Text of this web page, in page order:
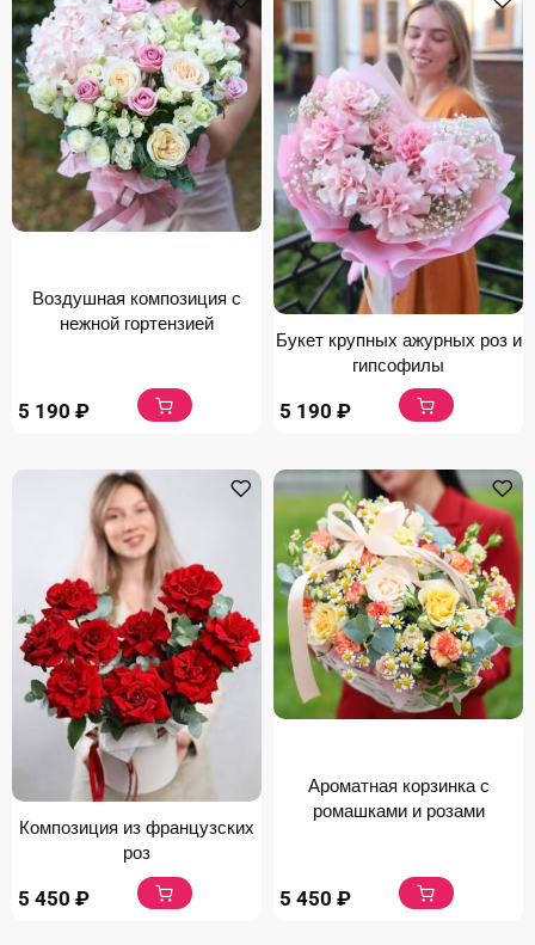
Воздушная композиция с
нежной гортензией
5 190 ₽
Букет крупных ажурных роз и
гипсофилы
5 190 ₽
Композиция из французских
роз
5 450 ₽
Ароматная корзинка с
ромашками и розами
5 450 ₽